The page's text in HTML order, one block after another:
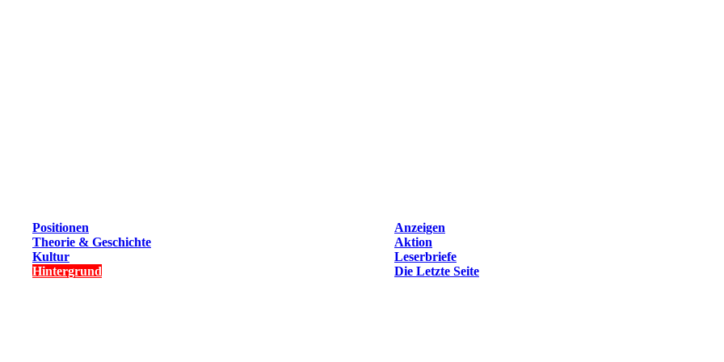
Positionen
Anzeigen
Theorie & Geschichte
Aktion
Kultur
Leserbriefe
Hintergrund Die Letzte Seite